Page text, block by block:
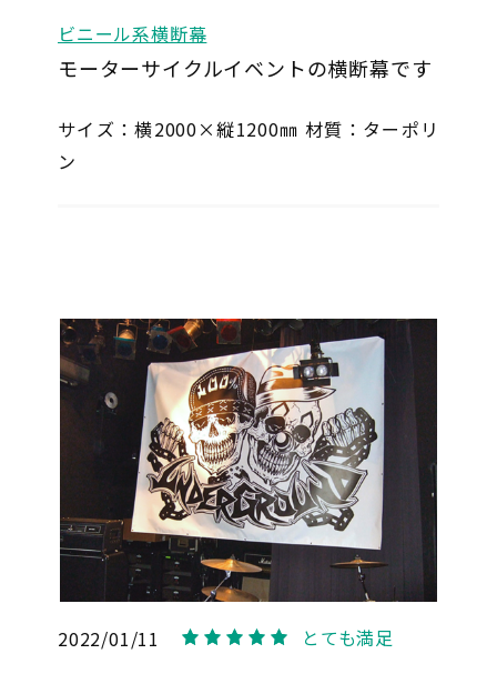
ビニール系横断幕
モーターサイクルイベントの横断幕です
サイズ：横2000×縦1200㎜ 材質：ターポリ
ン
2022/01/11 とても満足